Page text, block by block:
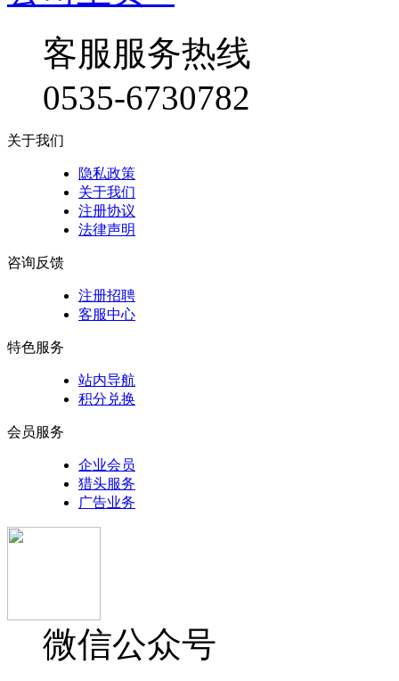
客服服务热线
0535-6730782
关于我们
隐私政策
关于我们
注册协议
法律声明
咨询反馈
注册招聘
客服中心
特色服务
站内导航
积分兑换
会员服务
企业会员
猎头服务
广告业务
微信公众号